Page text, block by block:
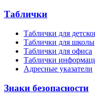
Таблички
Таблички для
Таблички для школы
Таблички для офиса
Таблички
Адресные указатели
Знаки безопасности